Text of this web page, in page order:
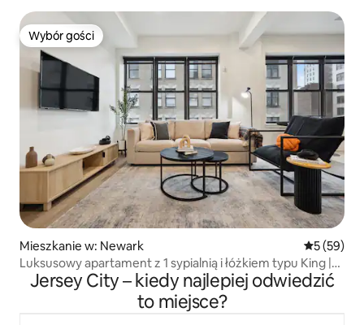
Wybór gości
Wybór gości
Mieszkanie w: Newark Średnia
5 (59)
Luksusowy apartament z 1 sypialnią i łóżkiem typu King |
25 minut od Nowego Jorku| Spacer do Penn & Prud
Jersey City – kiedy najlepiej odwiedzić
to miejsce?